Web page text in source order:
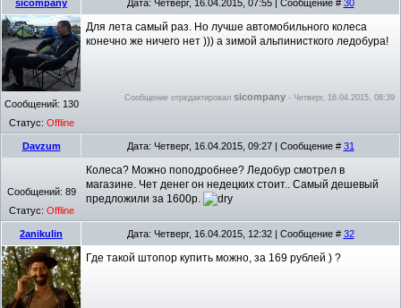
sicompany Дата: Четверг, 16.04.2015, 07:55 | Сообщение # 30
Сообщений: 130
Статус: Offline
Для лета самый раз. Но лучше автомобильного колеса
конечно же ничего нет ))) а зимой альпинисткого ледобура!
Сообщение отредактировал sicompany - Четверг, 16.04.2015, 08:39
Davzum Дата: Четверг, 16.04.2015, 09:27 | Сообщение # 31
Сообщений: 89
Статус: Offline
Колеса? Можно поподробнее? Ледобур смотрел в
магазине. Чет денег он недецких стоит.. Самый дешевый
предложили за 1600р.
2anikulin Дата: Четверг, 16.04.2015, 12:32 | Сообщение # 32
Где такой штопор купить можно, за 169 рублей ) ?